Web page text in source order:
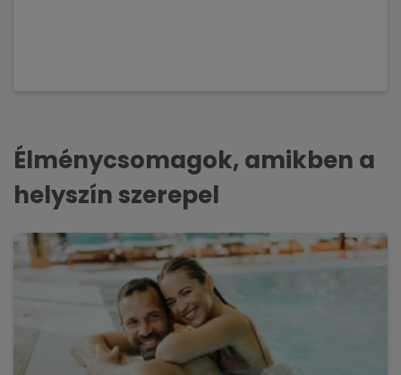
Élménycsomagok, amikben a
helyszín szerepel